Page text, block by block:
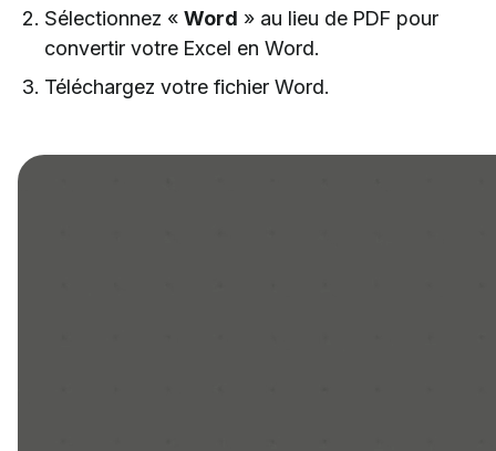
Sélectionnez « Word » au lieu de PDF pour
convertir votre Excel en Word.
Téléchargez votre fichier Word.